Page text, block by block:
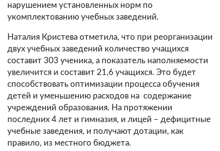
нарушением установленных норм по
укомплектованию учебных заведений.
Наталия Кристева отметила, что при реорганизации
двух учебных заведений количество учащихся
составит 303 ученика, а показатель наполняемости
увеличится и составит 21,6 учащихся. Это будет
способствовать оптимизации процесса обучения
детей и уменьшению расходов на содержание
учреждений образования. На протяжении
последних 4 лет и гимназия, и лицей – дефицитные
учебные заведения, и получают дотации, как
правило, из местного бюджета.